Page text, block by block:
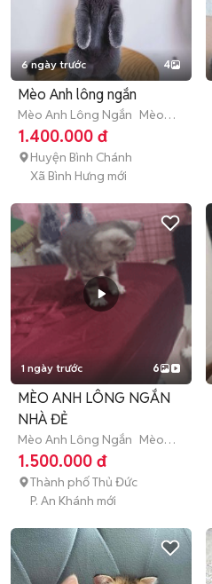
6 ngày trước 4
Mèo Anh lông ngắn
Mèo Anh Lông Ngắn Mèo
nhỏ (dưới 1 năm tuổi)
1.400.000 đ
Huyện Bình Chánh
Xã Bình Hưng mới
1 ngày trước 6
MÈO ANH LÔNG NGẮN
NHÀ ĐẺ
Mèo Anh Lông Ngắn Mèo
con (dưới 3 tháng tuổi)
1.500.000 đ
Thành phố Thủ Đức
P. An Khánh mới